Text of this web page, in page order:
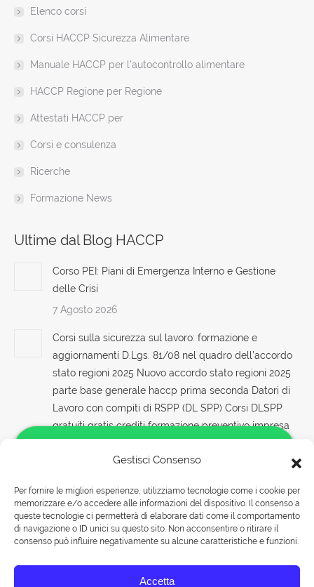
Gestisci Consenso
Per fornire le migliori esperienze, utilizziamo tecnologie come i cookie per
memorizzare e/o accedere alle informazioni del dispositivo. Il consenso a
queste tecnologie ci permetterà di elaborare dati come il comportamento
di navigazione o ID unici su questo sito. Non acconsentire o ritirare il
consenso può influire negativamente su alcune caratteristiche e funzioni.
Accetta
new
window
new
window
new
windowwindowwindowwindow
new
Elenco corsi
Corsi HACCP Sicurezza Alimentare
Manuale HACCP per l’autocontrollo alimentare
HACCP Regione per Regione
Attestati HACCP per
Corsi e consulenza
Ricerche
Formazione News
Ultime dal Blog HACCP
Corso PEI: Piani di Emergenza Interno e Gestione
delle Crisi
7 Agosto 2026
Corsi sulla sicurezza sul lavoro: formazione e
aggiornamenti D.Lgs. 81/08 nel quadro dell’accordo
stato regioni 2025 Nuovo accordo stato regioni 2025
parte base generale haccp prima seconda Datori di
Lavoro con compiti di RSPP (DL SPP) Corsi DLSPP
gratuiti gratis crediti formazione preventivo impresa
specifici basso medio alto antincendio primo
pei pav
7 Agosto 2026
Corso avanzato RSPP sulla sicurezza in ambienti di
Salve!
Come possiamo aiutarti?
Rispondiamo nei seguenti orari:
Lunedì-Venerdì 09:00-18:00